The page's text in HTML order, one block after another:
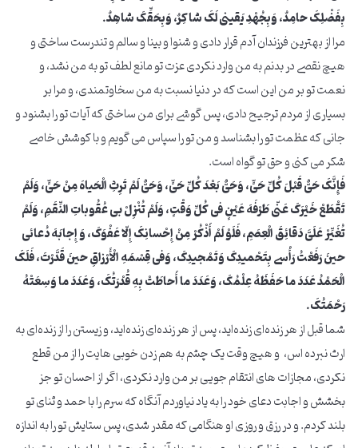
بِفَضْلِکَ حامِدٌ، وَبِجُهْدِ یَقینی لَکَ شاکِرٌ، وَبِحَقِّکَ شاهِدٌ.
مرا از بهترین فرزندان آدم قرار دادی و شنوا و بینا و سالم و تندرست ساختی و
هیچ نقصی در بدنم به من وارد نکردی عزت تو مانع لطف تو به من نشد، و
نعمت تو بر من این است که در دنیا نسبت به من سخاوتمندی، و مرا بر
بسیاری از مردم ترجیح دادی، پس گوشى براى من ساختى كه آيات تو را بشنود و
جانى كه عظمت تو را بشناسد و من تو را سپاس مى گويم و با كوشش خاصى
شكر مى كنى و حق تو گواه است.
فَإِنَّکَ حَیٌّ قَبْلَ کُلِّ حَیٍّ، وَحَیٌّ بَعْدَ کُلِّ حَیٍّ، وَحَیٌّ لَمْ تَرِثِ الْحَیاهَ مِنْ حَیٍّ، وَلَمْ
تَقْطَعْ خَیْرَکَ عَنّی طَرْفَهَ عَیْنٍ فی کُلِّ وَقْتٍ، وَلَمْ تُنْزِلْ بی عُقُوباتِ النِّقَمِ، وَلَمْ
تُغَیِّرْ عَلَیَّ دَقائِقَ الْعِصَمِ، فَلَوْ لَمْ أَذْکُرْ مِنْ إِحْسانِکَ إِلّا عَفْوَکَ، وَ إِجابَهَ دُعائی
حینَ رَفَعْتُ رَأْسی بِتَحْمیدِکَ وَتَمْجیدِکَ، وَفی قِسْمَهِ الْأَرْزاقِ حینَ قَدَّرْتَ، فَلَکَ
الْحَمْدُ عَدَدَ ما حَفَظَهُ عِلْمُکَ، وَعَدَدَ ما أَحاطَتْ بِهِ قُدْرَتُکَ، وَعَدَدَ ما وَسِعَتْهُ
رَحْمَتُکَ.
شما قبل از هر زنده‌ای زنده‌اید، پس از هر زنده‌ای زنده‌اید، و زیستن را از زنده‌ای به
ارث نبرده اس، و هیچ وقت یک چشم به هم زدن خوبی هایت را از من قطع
نکردی، مجازات های انتقام جویی بر من وارد نکردی، اگر از احسان تو جز
بخشش و اجابت دعای خود را به یاد نیاوردم آنگاه که سرم را با حمد و ثنای تو
بلند کردم. و در رزق و روزی او هنگامی که مقدر شدی، پس ستایش تو را به اندازه